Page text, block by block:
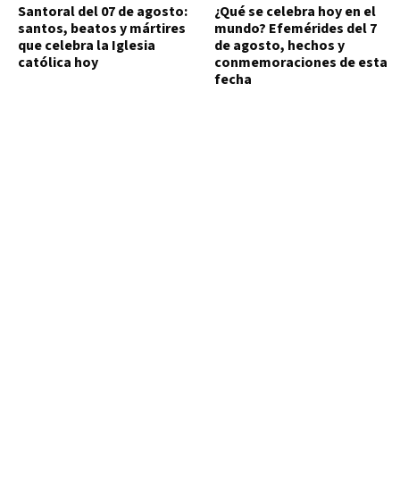
Santoral del 07 de agosto:
santos, beatos y mártires
que celebra la Iglesia
católica hoy
¿Qué se celebra hoy en el
mundo? Efemérides del 7
de agosto, hechos y
conmemoraciones de esta
fecha